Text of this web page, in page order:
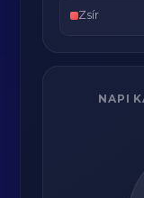
Zsír
NAPI